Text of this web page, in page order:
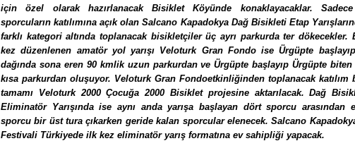
için özel olarak hazırlanacak Bisiklet Köyünde konaklayacaklar.
sporcuların katılımına açık olan Salcano Kapadokya Dağ Bisikleti Etap
farklı kategori altında toplanacak bisikletçiler üç ayrı parkurda ter dökecekler.
kez düzenlenen amatör yol yarışı Veloturk Gran Fondo ise Ürgüpte
dağında sona eren 90 kmlik uzun parkurdan ve Ürgüpte başlayıp Ürgüpte biten
kısa parkurdan oluşuyor. Veloturk Gran Fondoetkinliğinden toplanacak katılım
tamamı Veloturk 2000 Çocuğa 2000 Bisiklet projesine aktarılacak.Dağ
Eliminatör Yarışında ise aynı anda yarışa başlayan dört sporcu
sporcu bir üst tura çıkarken geride kalan sporcular elenecek. Salcano
Festivali Türkiyede ilk kez eliminatör yarış formatına ev sahipliği yapacak.